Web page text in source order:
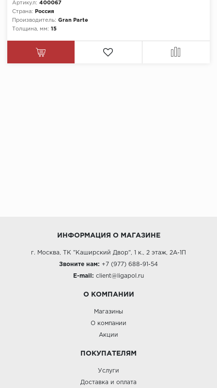
Артикул: 400067
Страна:
Россия
Производитель: Gran Parte
Толщина, мм: 15
ИНФОРМАЦИЯ О МАГАЗИНЕ
г. Москва, ТК "Каширский Двор", 1 к., 2 этаж, 2А-1П
Звоните нам: +7 (977) 688-91-54
E-mail: client@ligapol.ru
О КОМПАНИИ
Магазины
О компании
Акции
ПОКУПАТЕЛЯМ
Услуги
Доставка и оплата